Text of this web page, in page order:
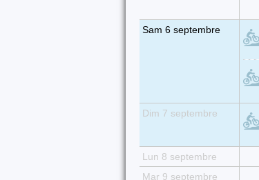
Sam 6 septembre
Dim 7 septembre
Lun 8 septembre
Mar 9 septembre